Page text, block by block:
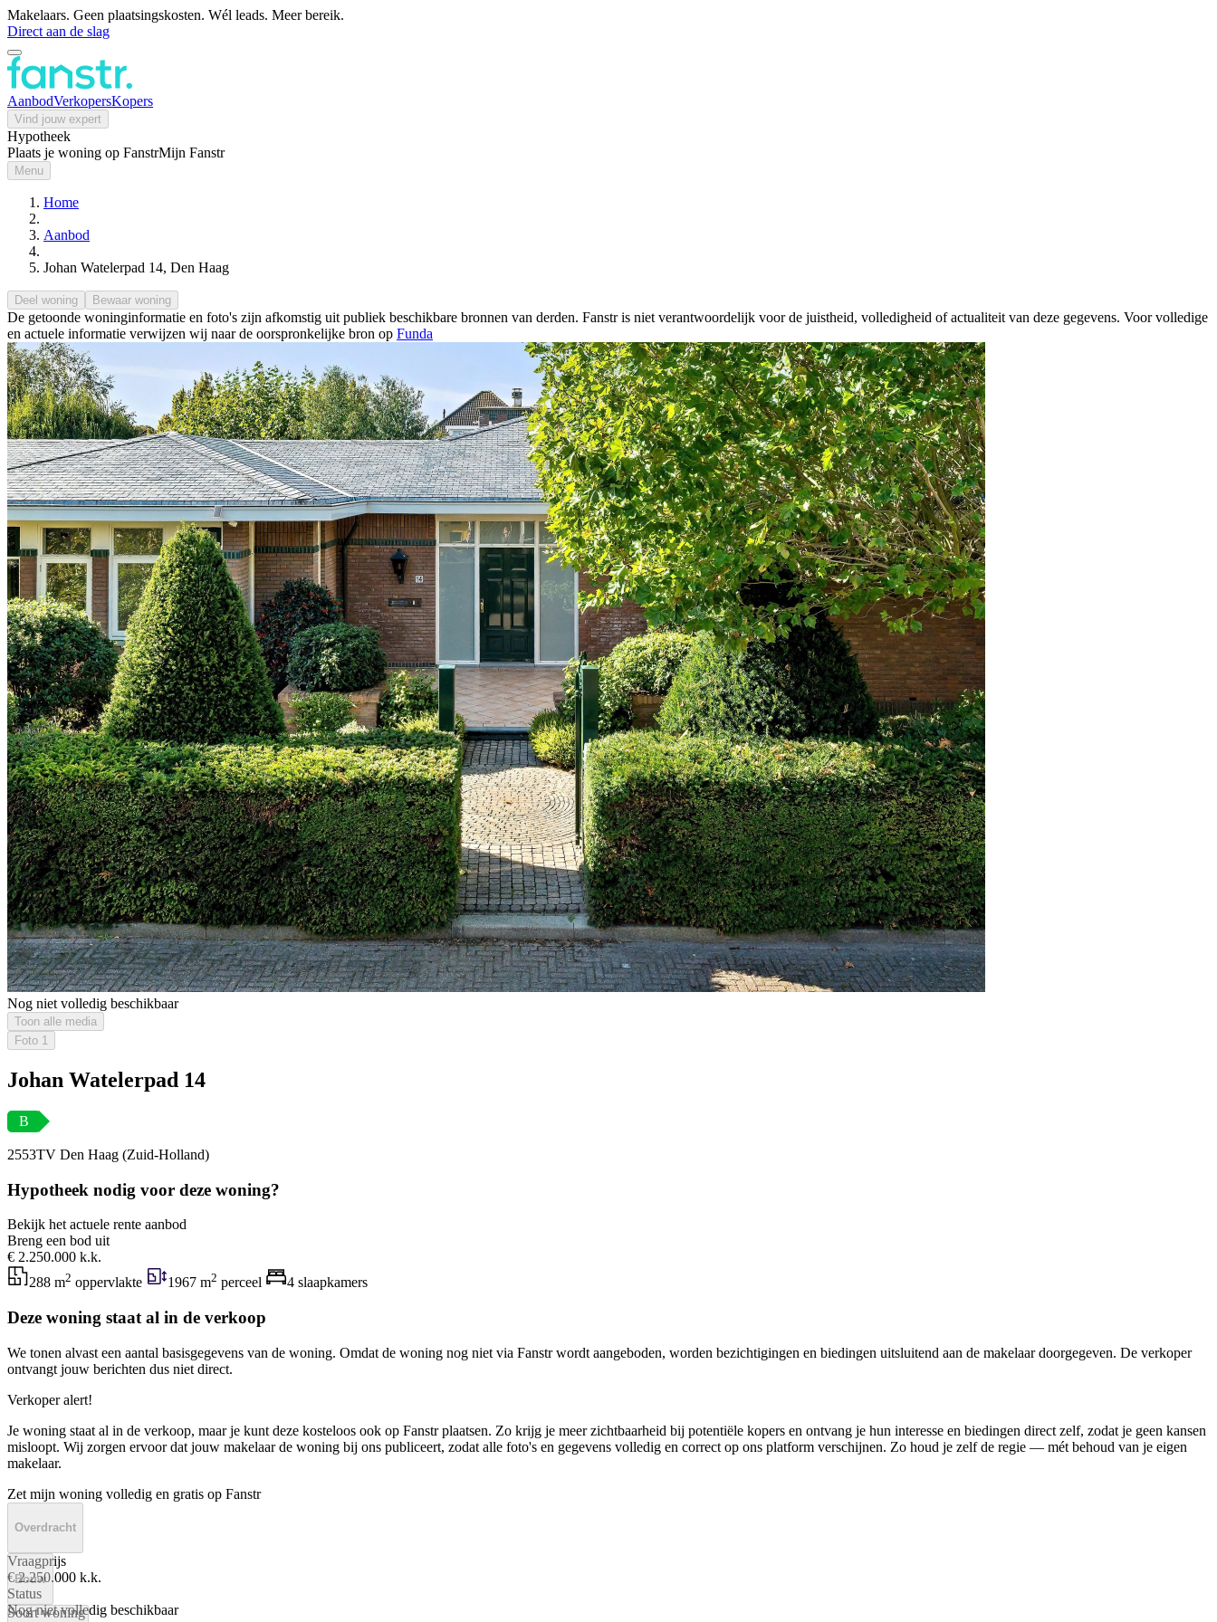
Makelaars. Geen plaatsingskosten. Wél leads. Meer bereik.
Direct aan de slag
AanbodVerkopersKopers
Vind jouw expert
Hypotheek
Plaats je woning op FanstrMijn Fanstr
Menu
Home
Aanbod
Johan Watelerpad 14, Den Haag
Deel woning Bewaar woning
De getoonde woninginformatie en foto's zijn afkomstig uit publiek beschikbare bronnen van derden. Fanstr is niet verantwoordelijk voor de juistheid, volledigheid of actualiteit van deze gegevens. Voor volledige
en actuele informatie verwijzen wij naar de oorspronkelijke bron op Funda
Nog niet volledig beschikbaar
Toon alle media
Foto 1
Johan Watelerpad 14
B
2553TV Den Haag (Zuid-Holland)
Hypotheek nodig voor deze woning?
Bekijk het actuele rente aanbod
Breng een bod uit
€ 2.250.000 k.k.
288 m2 oppervlakte 1967 m2 perceel 4 slaapkamers
Deze woning staat al in de verkoop
We tonen alvast een aantal basisgegevens van de woning. Omdat de woning nog niet via Fanstr wordt aangeboden, worden bezichtigingen en biedingen uitsluitend aan de makelaar doorgegeven. De verkoper
ontvangt jouw berichten dus niet direct.
Verkoper alert!
Je woning staat al in de verkoop, maar je kunt deze kosteloos ook op Fanstr plaatsen. Zo krijg je meer zichtbaarheid bij potentiële kopers en ontvang je hun interesse en biedingen direct zelf, zodat je geen kansen
misloopt. Wij zorgen ervoor dat jouw makelaar de woning bij ons publiceert, zodat alle foto's en gegevens volledig en correct op ons platform verschijnen. Zo houd je zelf de regie — mét behoud van je eigen
makelaar.
Zet mijn woning volledig en gratis op Fanstr
Overdracht
Vraagprijs
€ 2.250.000 k.k.
Status
Nog niet volledig beschikbaar
Bouw
Soort woning